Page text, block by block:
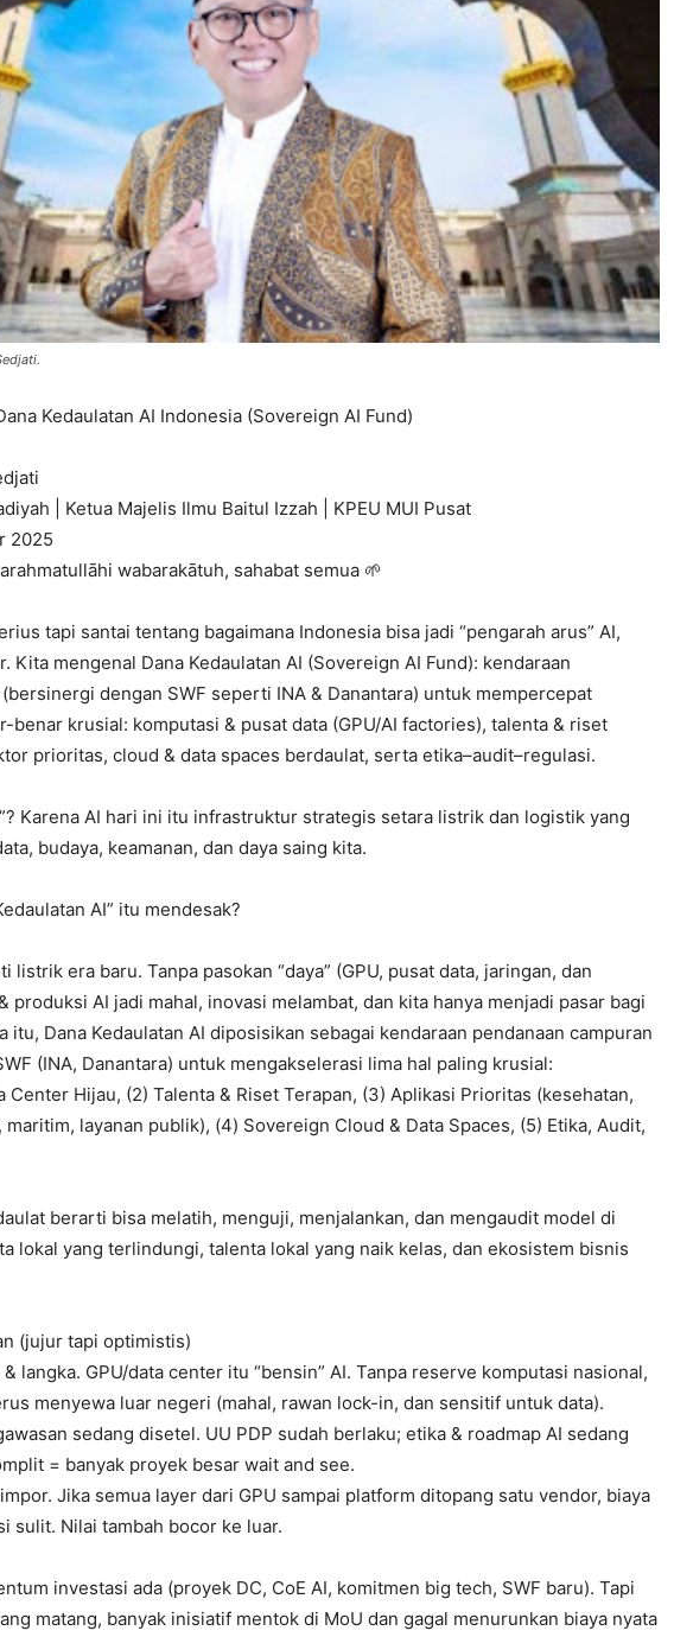
Kedaulatan AI Indonesia (Sovereign AI Fund)
| Ketua Majelis Ilmu Baitul Izzah | KPEU MUI Pusat
2025
wabarakātuh, sahabat semua 🌱
tapi santai tentang bagaimana Indonesia bisa jadi “pengarah arus” AI,
Kita mengenal Dana Kedaulatan AI (Sovereign AI Fund): kendaraan
dengan SWF seperti INA & Danantara) untuk mempercepat
benar krusial: komputasi & pusat data (GPU/AI factories), talenta & riset
prioritas, cloud & data spaces berdaulat, serta etika–audit–regulasi.
Karena AI hari ini itu infrastruktur strategis setara listrik dan logistik yang
budaya, keamanan, dan daya saing kita.
AI” itu mendesak?
listrik era baru. Tanpa pasokan “daya” (GPU, pusat data, jaringan, dan
produksi AI jadi mahal, inovasi melambat, dan kita hanya menjadi pasar bagi
itu, Dana Kedaulatan AI diposisikan sebagai kendaraan pendanaan campuran
(INA, Danantara) untuk mengakselerasi lima hal paling krusial:
Center Hijau, (2) Talenta & Riset Terapan, (3) Aplikasi Prioritas (kesehatan,
layanan publik), (4) Sovereign Cloud & Data Spaces, (5) Etika, Audit,
berarti bisa melatih, menguji, menjalankan, dan mengaudit model di
lokal yang terlindungi, talenta lokal yang naik kelas, dan ekosistem bisnis
(jujur tapi optimistis)
& langka. GPU/data center itu “bensin” AI. Tanpa reserve komputasi nasional,
menyewa luar negeri (mahal, rawan lock-in, dan sensitif untuk data).
sedang disetel. UU PDP sudah berlaku; etika & roadmap AI sedang
= banyak proyek besar wait and see.
Jika semua layer dari GPU sampai platform ditopang satu vendor, biaya
sulit. Nilai tambah bocor ke luar.
investasi ada (proyek DC, CoE AI, komitmen big tech, SWF baru). Tapi
matang, banyak inisiatif mentok di MoU dan gagal menurunkan biaya nyata